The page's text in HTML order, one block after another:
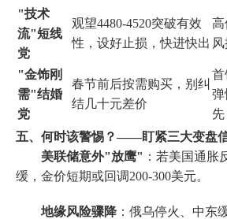
"技术
流"短线
党
观望4480-4520突破有效
性，设好止损，快进快出
高
"金饰刚
需"结婚
党
春节前后按需购买，别纠
结几十元差价
首
弹
先
五、何时该警惕？——盯紧三大变盘
美联储意外"放鹰" ：若美国通胀
缓，金价短期或回调200-300美元。
地缘风险骤降 ：俄乌停火、中东